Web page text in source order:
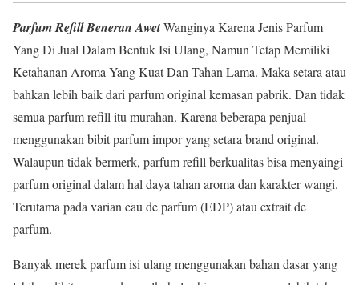
Parfum Refill Beneran AwetWanginya Karena Jenis Parfum
Yang Di Jual Dalam Bentuk Isi Ulang, Namun Tetap Memiliki
Ketahanan Aroma Yang Kuat Dan Tahan Lama. Maka setara atau
bahkan lebih baik dari parfum original kemasan pabrik. Dan tidak
semua parfum refill itu murahan. Karena beberapa penjual
menggunakan bibit parfum impor yang setara brand original.
Walaupun tidak bermerk, parfum refill berkualitas bisa menyaingi
parfum original dalam hal daya tahan aroma dan karakter wangi.
Terutama pada varian eau de parfum (EDP) atau extrait de
parfum.
Banyak merek parfum isi ulang menggunakan bahan dasar yang